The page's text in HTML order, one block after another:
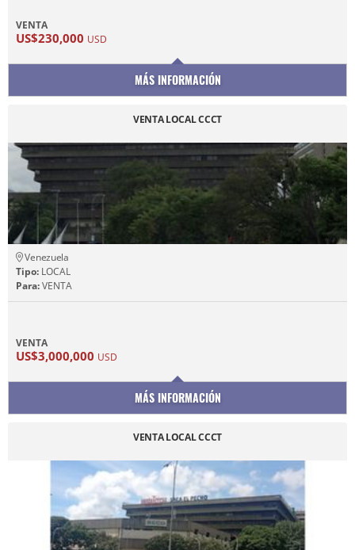
VENTA
US$230,000 USD
MÁS INFORMACIÓN
VENTA LOCAL CCCT
Venezuela
Tipo: LOCAL
Para:VENTA
VENTA
US$3,000,000 USD
MÁS INFORMACIÓN
VENTA LOCAL CCCT